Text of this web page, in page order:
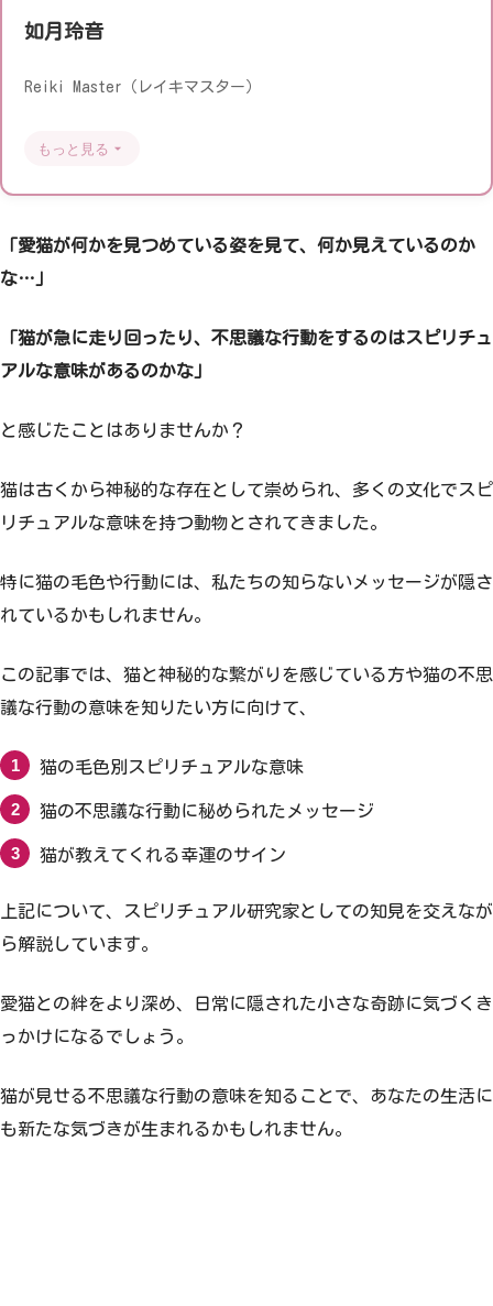
如月玲音
Reiki Master（レイキマスター）
もっと見る
「愛猫が何かを見つめている姿を見て、何か見えているのか
な…」
「猫が急に走り回ったり、不思議な行動をするのはスピリチュ
アルな意味があるのかな」
と感じたことはありませんか？
猫は古くから神秘的な存在として崇められ、多くの文化でスピ
リチュアルな意味を持つ動物とされてきました。
特に猫の毛色や行動には、私たちの知らないメッセージが隠さ
れているかもしれません。
この記事では、猫と神秘的な繋がりを感じている方や猫の不思
議な行動の意味を知りたい方に向けて、
猫の毛色別スピリチュアルな意味
猫の不思議な行動に秘められたメッセージ
猫が教えてくれる幸運のサイン
上記について、スピリチュアル研究家としての知見を交えなが
ら解説しています。
愛猫との絆をより深め、日常に隠された小さな奇跡に気づくき
っかけになるでしょう。
猫が見せる不思議な行動の意味を知ることで、あなたの生活に
も新たな気づきが生まれるかもしれません。